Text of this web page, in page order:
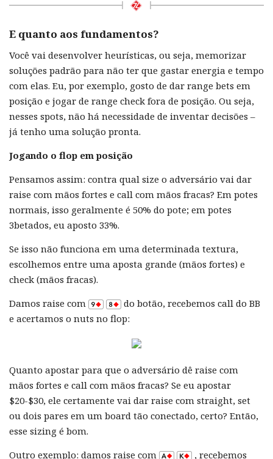
E quanto aos fundamentos?
Você vai desenvolver heurísticas, ou seja, memorizar
soluções padrão para não ter que gastar energia e tempo
com elas. Eu, por exemplo, gosto de dar range bets em
posição e jogar de range check fora de posição. Ou seja,
nesses spots, não há necessidade de inventar decisões –
já tenho uma solução pronta.
Jogando o flop em posição
Pensamos assim: contra qual size o adversário vai dar
raise com mãos fortes e call com mãos fracas? Em potes
normais, isso geralmente é 50% do pote; em potes
3betados, eu aposto 33%.
Se isso não funciona em uma determinada textura,
escolhemos entre uma aposta grande (mãos fortes) e
check (mãos fracas).
Damos raise com
do botão, recebemos call do BB
e acertamos o nuts no flop:
Quanto apostar para que o adversário dê raise com
mãos fortes e call com mãos fracas? Se eu apostar
$20-$30, ele certamente vai dar raise com straight, set
ou dois pares em um board tão conectado, certo? Então,
esse sizing é bom.
Outro exemplo: damos raise com
, recebemos